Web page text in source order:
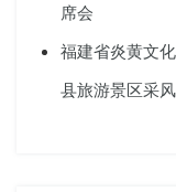
席会
福建省炎黄文
县旅游景区采风